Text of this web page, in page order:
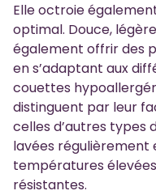
Elle octroie
optimal. Douce,
également offrir des
en s’adaptant aux
couettes
distinguent par leur
celles d’autres types
lavées régulièrement
températures
résistantes.